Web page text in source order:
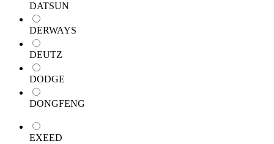
DATSUN
DERWAYS
DEUTZ
DODGE
DONGFENG
EXEED